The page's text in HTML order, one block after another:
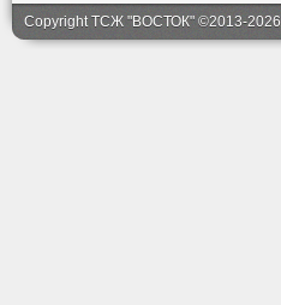
Copyright ТСЖ "ВОСТОК" ©2013-2026